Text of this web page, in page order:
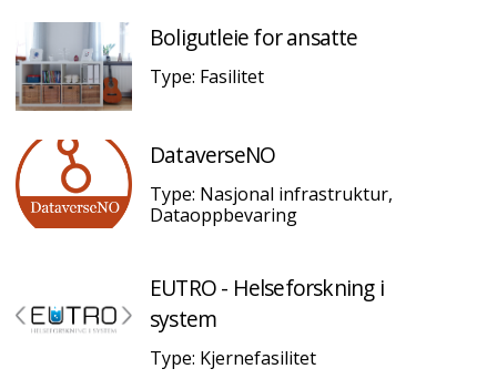
Boligutleie for ansatte
Type: Fasilitet
DataverseNO
Type: Nasjonal infrastruktur,
Dataoppbevaring
EUTRO - Helseforskning i
system
Type: Kjernefasilitet